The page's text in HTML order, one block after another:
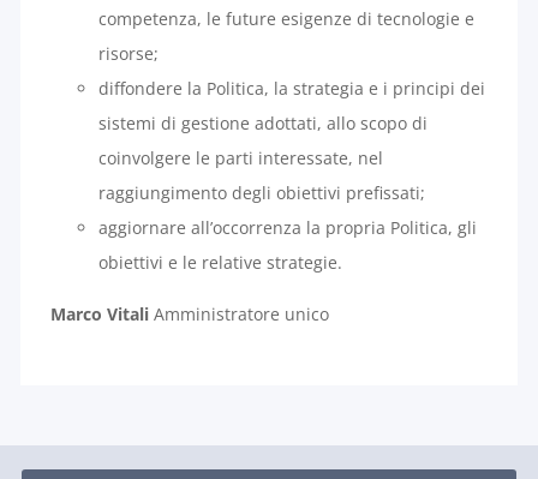
competenza, le future esigenze di tecnologie e
risorse;
diffondere la Politica, la strategia e i principi dei
sistemi di gestione adottati, allo scopo di
coinvolgere le parti interessate, nel
raggiungimento degli obiettivi prefissati;
aggiornare all’occorrenza la propria Politica, gli
obiettivi e le relative strategie.
Marco VitaliAmministratore unico